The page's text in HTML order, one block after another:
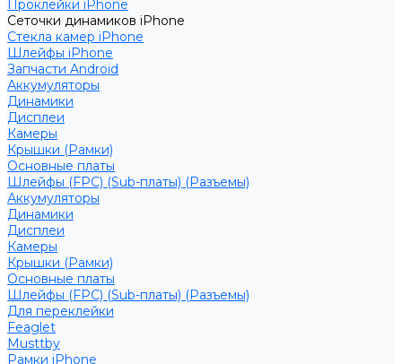
Проклейки iPhone
Сеточки динамиков iPhone
Стекла камер iPhone
Шлейфы iPhone
Запчасти Android
Аккумуляторы
Динамики
Дисплеи
Камеры
Крышки (Рамки)
Основные платы
Шлейфы (FPC) (Sub-платы) (Разъемы)
Аккумуляторы
Динамики
Дисплеи
Камеры
Крышки (Рамки)
Основные платы
Шлейфы (FPC) (Sub-платы) (Разъемы)
Для переклейки
Feaglet
Musttby
Рамки iPhone